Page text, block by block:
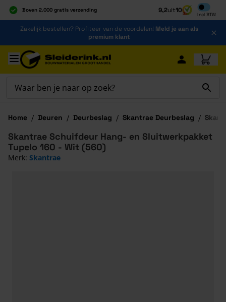
Boven 2.000 gratis verzending
Al 40 jaar dé specialist
Alles onder één dak
9,2uit10
Incl BTW
Inclusief
Ga naar de inhoud
Zakelijk bestellen? Profiteer van de voordelen! Meld je aan als
premium klant
Ga naar hoofdinhoud
Home / Deuren / Deurbeslag / Skantrae Deurbeslag /
Skantrae Schuifdeur Hang- en Sluitwerkpakket
Tupelo 160 - Wit (560)
Merk: Skantrae